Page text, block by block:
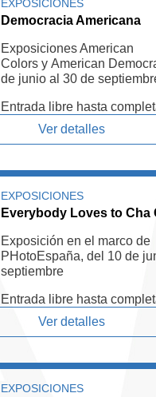
EXPOSICIONES
Democracia Americana
Exposiciones American
Colors y American
de junio al 30 de
Entrada libre hasta
Ver detalles
EXPOSICIONES
Everybody Loves to Cha
Exposición en el marco de
PHotoEspaña, del 10 de
septiembre
Entrada libre hasta
Ver detalles
EXPOSICIONES